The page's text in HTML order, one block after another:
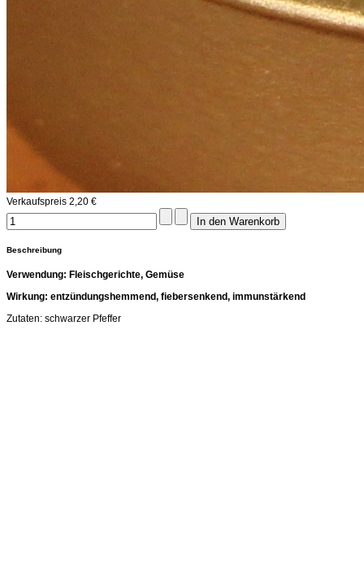
Verkaufspreis 2,20 €
Beschreibung
Verwendung: Fleischgerichte, Gemüse
Wirkung: entzündungshemmend, fiebersenkend, immunstärkend
Zutaten: schwarzer Pfeffer